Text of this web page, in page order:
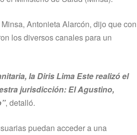
Antonieta Alarcón, dijo que con
los diversos canales para un
la Diris Lima Este realizó el
jurisdicción: El Agustino,
, detalló.
puedan acceder a una